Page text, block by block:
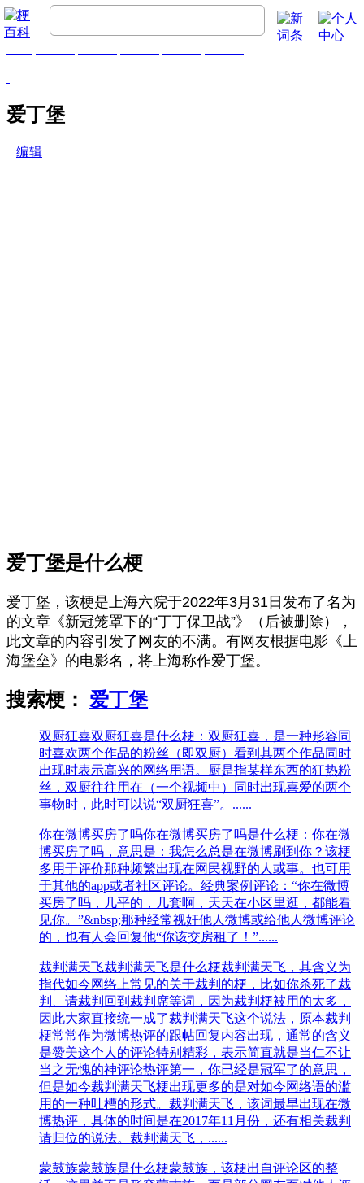
爱丁堡
编辑
爱丁堡是什么梗
爱丁堡，该梗是上海‌‌‌‌‌‌‌‌‌‌‌‌‌‌六院于2022年3月31日发布了名为
的文章《新冠笼罩下的“丁丁保卫战”》（后被删除），
此文章的内容引发了网友的不满。有网友根据电影《上
海堡垒》的电影名，将上海称作爱丁堡。
搜索梗： 爱丁堡
双厨狂喜双厨狂喜是什么梗：双厨狂喜，是一种形容同
时喜欢两个作品的粉丝（即双厨）看到其两个作品同时
出现时表示高兴的网络用语。厨是指某样东西的狂热粉
丝，双厨往往用在（一个视频中）同时出现喜爱的两个
事物时，此时可以说“双厨狂喜”。......
你在微博买房了吗你在微博买房了吗是什么梗：你在微
博买房了吗，意思是：我怎么总是在微博刷到你？该梗
多用于评价那种频繁出现在网民视野的人或事。也可用
于其他的app或者社区评论。经典案例评论：“你在微博
买房了吗，几平的，几套啊，天天在小区里逛，都能看
见你。”&nbsp;那种经常视奸他人微博或给他人微博评论
的，也有人会回复他“你该交房租了！”......
裁判满天飞裁判满天飞是什么梗裁判满天飞，其含义为
指代如今网络上常见的关于裁判的梗，比如你杀死了裁
判、请裁判回到裁判席等词，因为裁判梗被用的太多，
因此大家直接统一成了裁判满天飞这个说法，原本裁判
梗常常作为微博热评的跟帖回复内容出现，通常的含义
是赞美这个人的评论特别精彩，表示简直就是当仁不让
当之无愧的神评论热评第一，你已经是冠军了的意思，
但是如今裁判满天飞梗出现更多的是对如今网络语的滥
用的一种吐槽的形式。裁判满天飞，该词最早出现在微
博热评，具体的时间是在2017年11月份，还有相关裁判
请归位的说法。裁判满天飞，......
蒙鼓族蒙鼓族​是什么梗蒙鼓族，该梗出自评论区的整